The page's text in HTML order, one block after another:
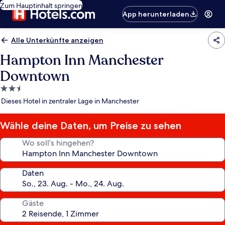
Zum Hauptinhalt springen
App herunterladen
Alle Unterkünfte anzeigen
Hampton Inn Manchester
Downtown
2.5-
Sterne-
Dieses Hotel in zentraler Lage in Manchester
Wähle deine Daten, um Preise zu sehen
Wo soll’s hingehen?
Daten
Gäste